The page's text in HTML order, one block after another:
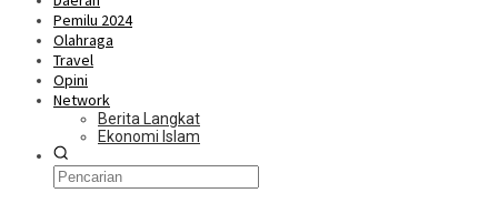
Pemilu 2024
Olahraga
Travel
Opini
Network
Berita Langkat
Ekonomi Islam